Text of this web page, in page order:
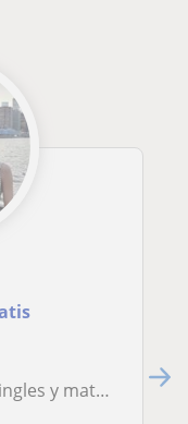
alumnos de primaria